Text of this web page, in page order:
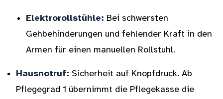
Elektrorollstühle: Bei schwersten
Gehbehinderungen und fehlender Kraft in den
Armen für einen manuellen Rollstuhl.
Hausnotruf: Sicherheit auf Knopfdruck. Ab
Pflegegrad 1 übernimmt die Pflegekasse die